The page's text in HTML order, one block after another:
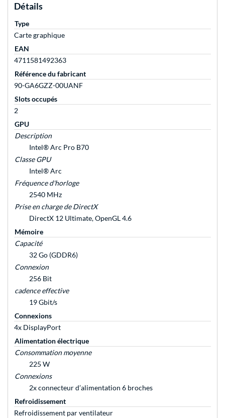
Détails
Type
Carte graphique
EAN
4711581492363
Référence du fabricant
90-GA6GZZ-00UANF
Slots occupés
2
GPU
Description
Intel® Arc Pro B70
Classe GPU
Intel® Arc
Fréquence d'horloge
2540 MHz
Prise en charge de DirectX
DirectX 12 Ultimate, OpenGL 4.6
Mémoire
Capacité
32 Go (GDDR6)
Connexion
256 Bit
cadence effective
19 Gbit/s
Connexions
4x DisplayPort
Alimentation électrique
Consommation moyenne
225 W
Connexions
2x connecteur d’alimentation 6 broches
Refroidissement
Refroidissement par ventilateur